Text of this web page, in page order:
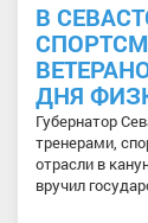
В
ДНЯ
Губернатор
тренерами,
отрасли в
вручил